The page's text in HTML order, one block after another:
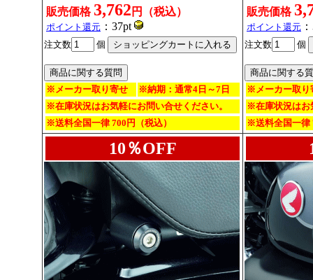
販売価格 3,762 円（税込）
ポイント還元 ：37pt
注文数 個
※メーカー取り寄せ
※納期：通常4日～7日
※在庫状況はお気軽にお問い合せください。
※送料全国一律 700円（税込）
販売価格
ポイント還元
注文数 個
※メーカー取り
※在庫状況はお
※送料全国一律
10％OFF